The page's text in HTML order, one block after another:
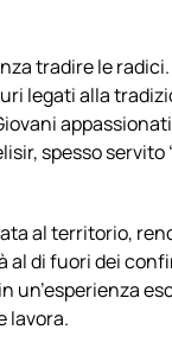
tradire le
legati alla
spesso
al territorio,
al di fuori dei
un’esperienza
lavora.